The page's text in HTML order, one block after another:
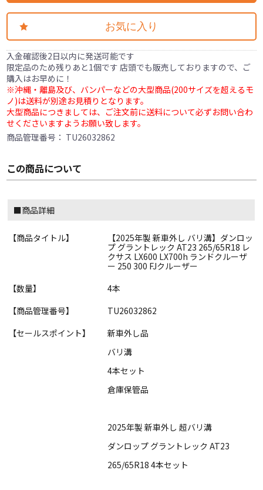
お気に入り
入金確認後2日以内に発送可能です
限定品のため残りあと1個です 店頭でも販売しておりますので、ご
購入はお早めに！
※沖縄・離島及び、バンパーなどの大型商品(200サイズを超えるモ
ノ)は送料が別途お見積りとなります。
大型商品につきましては、ご注文前に送料について必ずお問い合わ
せくださいますようお願い致します。
商品管理番号： TU26032862
この商品について
■商品詳細
【商品タイトル】
【2025年製 新車外し バリ溝】ダンロッ
プ グラントレック AT23 265/65R18 レ
クサス LX600 LX700h ランドクルーザ
ー 250 300 FJクルーザー
【数量】
4本
【商品管理番号】
TU26032862
【セールスポイント】
新車外し品
バリ溝
4本セット
倉庫保管品
2025年製 新車外し 超バリ溝
ダンロップ グラントレック AT23
265/65R18 4本セット